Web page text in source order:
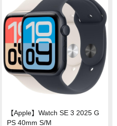
【Apple】Watch SE 3 2025 G
PS 40mm S/M